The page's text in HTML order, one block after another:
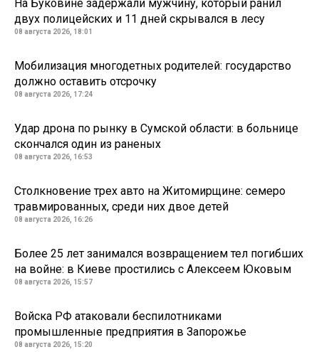
На Буковине задержали мужчину, который ранил
двух полицейских и 11 дней скрывался в лесу
08 августа 2026, 18:01
Мобилизация многодетных родителей: государство
должно оставить отсрочку
08 августа 2026, 17:24
Удар дрона по рынку в Сумской области: в больнице
скончался один из раненых
08 августа 2026, 16:53
Столкновение трех авто на Житомирщине: семеро
травмированных, среди них двое детей
08 августа 2026, 16:26
Более 25 лет занимался возвращением тел погибших
на войне: в Киеве простились с Алексеем Юковым
08 августа 2026, 15:57
Войска РФ атаковали беспилотниками
промышленные предприятия в Запорожье
08 августа 2026, 15:20